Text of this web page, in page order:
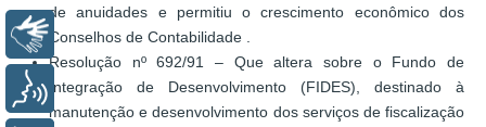
de anuidades e permitiu o crescimento econômico dos
Conselhos de Contabilidade .
Resolução nº 692/91 – Que altera sobre o Fundo de
Integração de Desenvolvimento (FIDES), destinado à
manutenção e desenvolvimento dos serviços de fiscalização
Libras
Voz